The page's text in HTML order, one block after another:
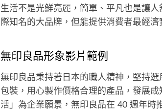
生活不是光鮮亮麗，簡單、平凡也是讓
際知名的大品牌，但能提供消費者最經
無印良品形象影片範例
無印良品秉持著日本的職人精神，堅持
包裝，用心製作價格合理的產品，發展
活」為企業願景，無印良品在 40 週年時